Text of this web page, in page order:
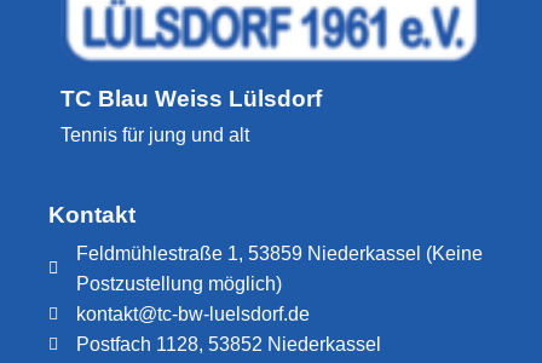
TC Blau Weiss Lülsdorf
Tennis für jung und alt
Kontakt
Feldmühlestraße 1, 53859 Niederkassel (Keine
Postzustellung möglich)
kontakt@tc-bw-luelsdorf.de
Postfach 1128, 53852 Niederkassel